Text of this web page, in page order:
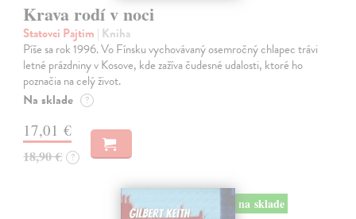
Krava rodí v noci
Statovci Pajtim | Kniha
Píše sa rok 1996. Vo Fínsku vychovávaný osemročný chlapec trávi
letné prázdniny v Kosove, kde zažíva čudesné udalosti, ktoré ho
poznačia na celý život.
Na sklade ?
17,01 €
18,90 € ?
na sklade